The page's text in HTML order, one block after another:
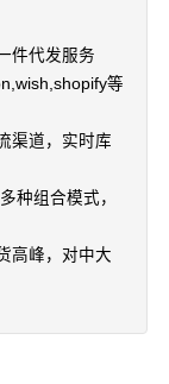
件代发服务
等
渠道，实时库
种组合模式，
高峰，对中大